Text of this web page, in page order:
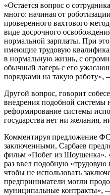
«Остается вопрос о
много: начиная от
проверенного вахтового
виде досрочного
нормальной зарплаты. При
имеющие трудовую
в нормальную жизнь, с
обычный лагерь с его
порядками на такую работу»,
Другой вопрос, говорит
внедрения подобной системы
реформирование системы
государства нет ни желания,
Комментируя предложение
заключенными, Сарбаев
фильм «Побег из Шоушенка».
раз ввел подобную «трудовую
чтобы не использовать
предприниматели могли
муниципальные контракты», —